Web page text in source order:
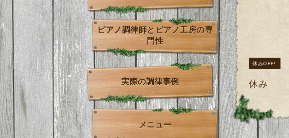
休みOFF!
休み
ピアノ調律師とピアノ工房の専
門性
実際の調律事例
メニュー